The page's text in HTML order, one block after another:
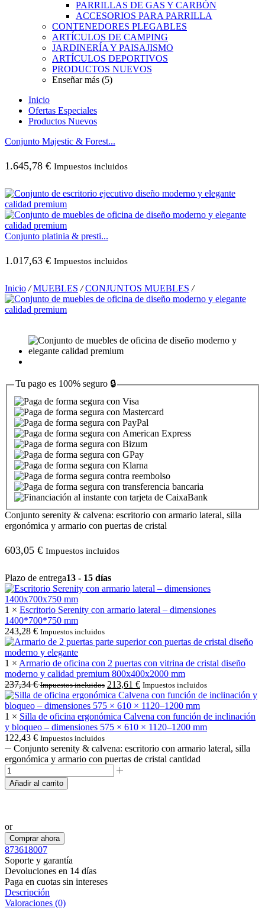
PARRILLAS DE GAS Y CARBÓN
ACCESORIOS PARA PARRILLA
CONTENEDORES PLEGABLES
ARTÍCULOS DE CAMPING
JARDINERÍA Y PAISAJISMO
ARTÍCULOS DEPORTIVOS
PRODUCTOS NUEVOS
Enseñar más (5)
Inicio
Ofertas Especiales
Productos Nuevos
Conjunto Majestic & Forest...
1.645,78 € Impuestos incluidos
Conjunto platinia & presti...
1.017,63 € Impuestos incluidos
Inicio / MUEBLES / CONJUNTOS MUEBLES /
Tu pago es 100% seguro 🔒
Conjunto serenity & calvena: escritorio con armario lateral, silla
ergonómica y armario con puertas de cristal
603,05 € Impuestos incluidos
Plazo de entrega13 - 15 días
1 × Escritorio Serenity con armario lateral – dimensiones
1400*700*750 mm
243,28 € Impuestos incluidos
1 × Armario de oficina con 2 puertas con vitrina de cristal diseño
moderno y calidad premium 800x400x2000 mm
237,34€ Impuestos incluidos 213,61 € Impuestos incluidos
1 × Silla de oficina ergonómica Calvena con función de inclinación
y bloqueo – dimensiones 575 × 610 × 1120–1200 mm
122,43 € Impuestos incluidos
Conjunto serenity & calvena: escritorio con armario lateral, silla
ergonómica y armario con puertas de cristal cantidad
Añadir al carrito
or
Comprar ahora
873618007
Soporte y garantía
Devoluciones en 14 días
Paga en cuotas sin intereses
Descripción
Valoraciones (0)